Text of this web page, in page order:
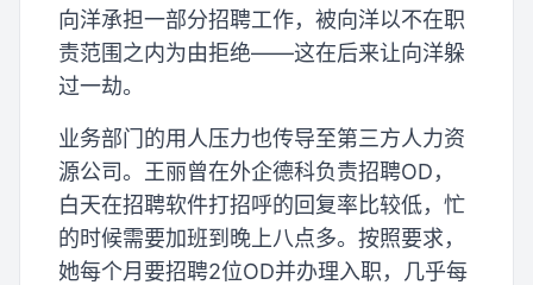
向洋承担一部分招聘工作，被向洋以不在职
责范围之内为由拒绝——这在后来让向洋躲
过一劫。
业务部门的用人压力也传导至第三方人力资
源公司。王丽曾在外企德科负责招聘OD，
白天在招聘软件打招呼的回复率比较低，忙
的时候需要加班到晚上八点多。按照要求，
她每个月要招聘2位OD并办理入职，几乎每